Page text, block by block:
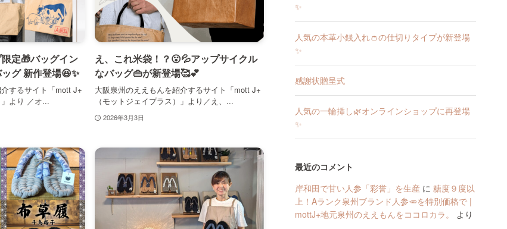
定🎁バッグイン
グ 新作登場😆✨
するサイト「mott J+
」より ／オ...
え、これ米袋！？😮💦アップサイクル
なバッグ👜が新登場🥰💕
大阪泉州のええもんを紹介するサイト「mott J+
（モットジェイプラス）」より／え、...
2026年3月3日
✨
人気の本革小銭入れ👛の仕切りタイプが新登場
✨
感謝状贈呈式
人気の一輪挿し🌿オンラインショップに再登場
✨
最近のコメント
岸和田で甘い人参「彩誉」を生産 に 糖度９度以
上！Aランク泉州ブランド人参🥕を特別価格で |
mottJ+地元泉州のええもんをココロカラ。
より